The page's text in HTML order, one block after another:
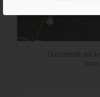
Duschstuhl mit